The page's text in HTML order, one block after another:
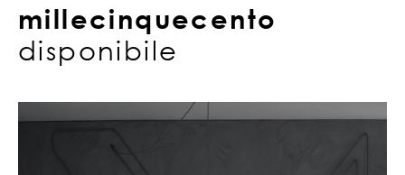
millecinquecento
disponibile